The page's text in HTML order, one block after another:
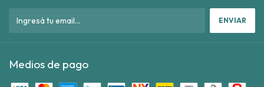
Medios de pago